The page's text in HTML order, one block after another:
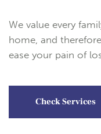
We value every
home, and
ease your pain of
Check Services